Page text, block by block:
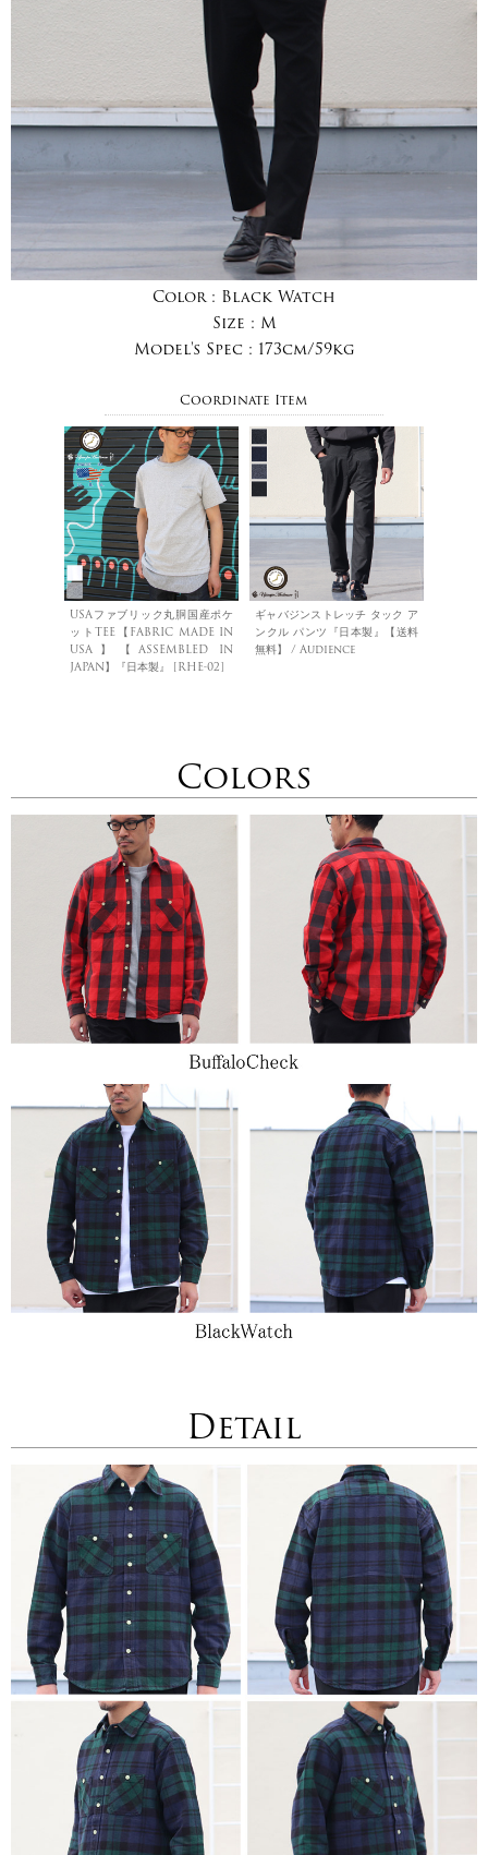
Color : Black Watch
Size : M
Model's Spec : 173cm/59kg
Coordinate Item
USAファブリック丸胴国産ポケ
ットTEE【FABRIC MADE IN
USA】【ASSEMBLED IN
JAPAN】『日本製』 [RHE-02]
ギャバジンストレッチ タック ア
ンクル パンツ『日本製』【送料
無料】 / Audience
Colors
Detail